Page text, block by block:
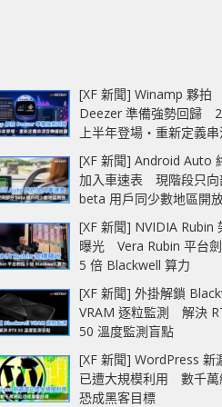
[XF 新聞] Winamp 夥拍
Deezer 準備強勢回歸
上半年登場‧重新定義
樂播放器
[XF 新聞] Android Auto
加入車速表 現階段只向
beta 用戶同少數地區開
[XF 新聞] NVIDIA Rubin
曝光 Vera Rubin 平台
5 倍 Blackwell 算力
[XF 新聞] 外掛解鎖
VRAM 逐粒監測 解決
50 溫度監測盲點
[XF 新聞] WordPress 新
已遭大規模利用 數千萬
恐成黑客目標